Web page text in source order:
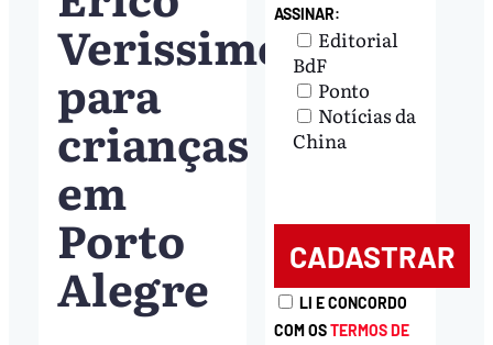
Verissimo
para
crianças
em
Porto
Alegre
ASSINAR:
Editorial
BdF
Ponto
Notícias da
China
LI E CONCORDO
COM OSTERMOS DE